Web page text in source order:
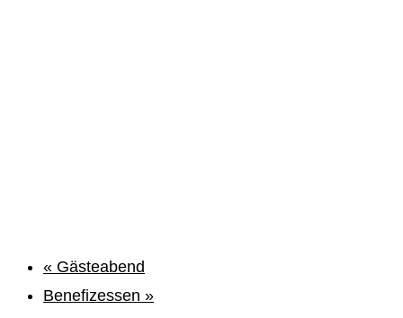
« Gästeabend
Benefizessen »